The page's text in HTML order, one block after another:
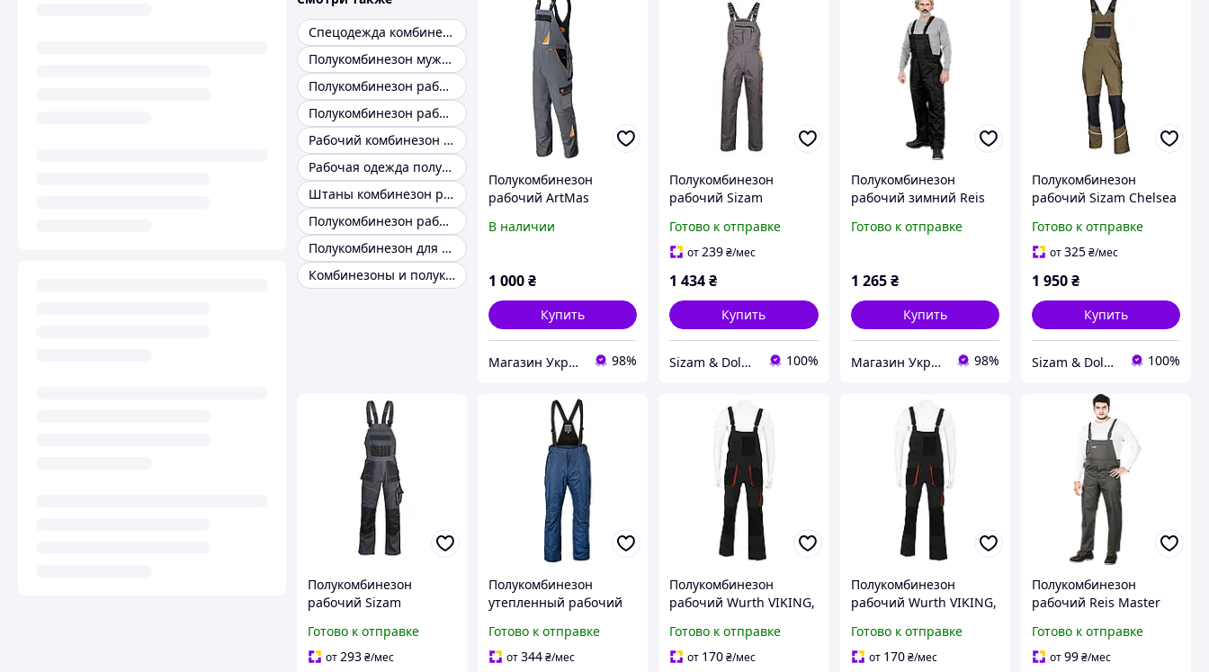
Спецодежда комбинезон рабочий
Полукомбинезон мужской рабочий
Полукомбинезон рабочий хлопок
Полукомбинезон рабочий синий
Рабочий комбинезон оранжевый
Рабочая одежда полукомбинезон
Штаны комбинезон рабочий
Полукомбинезон рабочий мужской летний
Полукомбинезон для работы
Комбинезоны и полукомбинезоны летние рабочие
Полукомбинезон
рабочий ArtMas
Pants)
В наличии
1 000₴
Купить
Магазин УкрСтройСнаб 98%
Полукомбинезон
рабочий Sizam
Готово к отправке
от239₴/мес
1 434₴
Купить
Sizam & Doloni 100%
Полукомбинезон
рабочий зимний Reis
(утепленный,
Готово к отправке
1 265 ₴
Купить
Магазин УкрСтройСнаб 98%
Полукомбинезон
рабочий Sizam Chelsea
Готово к отправке
от325₴/мес
1 950₴
Купить
Sizam & Doloni 100%
Полукомбинезон
рабочий Sizam
Готово к отправке
от 293₴/мес
Полукомбинезон
утепленный рабочий
Готово к отправке
от344₴/мес
Полукомбинезон
рабочий Wurth VIKING,
50. (5899706450)
Готово к отправке
от 170₴/мес
Полукомбинезон
рабочий Wurth VIKING,
52. (5899706452)
Готово к отправке
от 170 ₴/мес
Полукомбинезон
рабочий Reis Master
хлопок 262г/м² SM S
(100018735) 62
Готово к отправке
от99₴/мес